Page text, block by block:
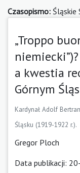
Czasopismo: Śląskie
„Troppo
a kwestia
Górnym
Kardynał Adolf
Śląsku (1919-1922 r.).
Gregor Ploch
Data publikacji: